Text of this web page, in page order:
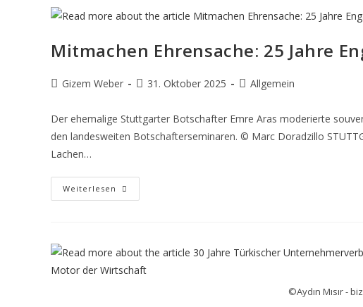
Mitmachen Ehrensache: 25 Jahre
Gizem Weber 31. Oktober 2025 Allgemein
Der ehemalige Stuttgarter Botschafter Emre Aras moderierte
den landesweiten Botschafterseminaren. © Marc Doradzillo
Lachen…
Weiterlesen
©Aydın Mısır -